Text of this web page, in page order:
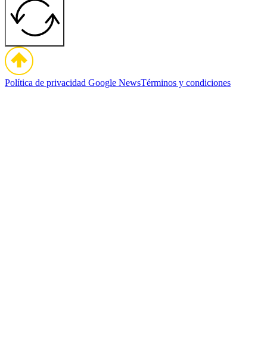
Política de privacidad Google NewsTérminos y condiciones